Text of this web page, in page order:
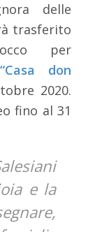
delle
trasferito
per
don
2020.
fino al 31
e la